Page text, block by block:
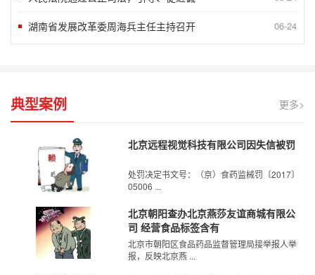
湖南省发展改革委周海兵主任主持召开 06-24
典型案例 更多>
北京远程视觉科技有限公司因失信被罚
处罚决定书文号：（京）食药监械罚〔2017〕
05006 ...
北京朝阳查办北京燕莎友谊商城有限公
司 经营食品标签含有
北京市朝阳区食品药品监督管理局接举报人举
报，反映北京燕 ...